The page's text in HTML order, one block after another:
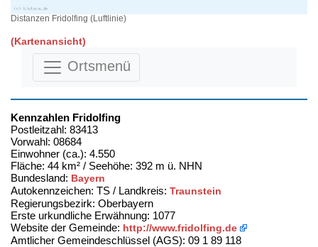
Distanzen Fridolfing (Luftlinie)
(Kartenansicht)
Ortsmenü
Kennzahlen Fridolfing
Postleitzahl: 83413
Vorwahl: 08684
Einwohner (ca.): 4.550
Fläche: 44 km² / Seehöhe: 392 m ü. NHN
Bundesland: Bayern
Autokennzeichen: TS / Landkreis: Traunstein
Regierungsbezirk: Oberbayern
Erste urkundliche Erwähnung: 1077
Website der Gemeinde: http://www.fridolfing.de
Amtlicher Gemeindeschlüssel (AGS): 09 1 89 118